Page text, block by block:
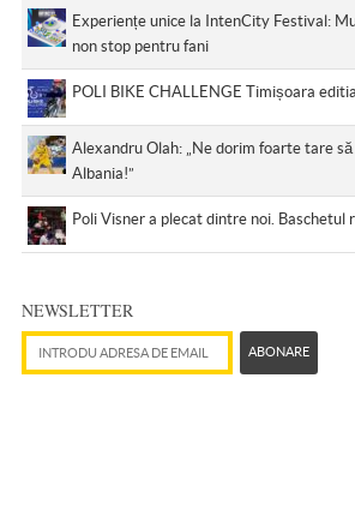
Experiențe unice la IntenCity Festival:
non stop pentru fani
POLI BIKE CHALLENGE Timișoara
Alexandru Olah: „Ne dorim foarte tare
Albania!”
Poli Visner a plecat dintre noi. Baschetul
NEWSLETTER
ABONARE